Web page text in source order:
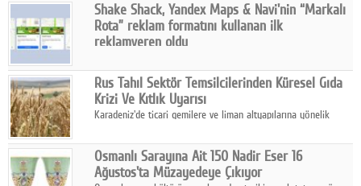
Shake Shack, Yandex Maps & Navi'nin “Markalı
Rota” reklam formatını kullanan ilk
reklamveren oldu
artırmak amacıyla Cereyan Medya ve Yandex Ads iş birliğiyle
Yandex Maps & Navi'nin yeni "Markalı Rota" reklam formatını
kullanan ilk marka oldu.
Rus Tahıl Sektör Temsilcilerinden Küresel Gıda
Krizi Ve Kıtlık Uyarısı
Karadeniz'de ticari gemilere ve liman altyapılarına yönelik
geçirdi.
Osmanlı Sarayına Ait 150 Nadir Eser 16
Ağustos'ta Müzayedeye Çıkıyor